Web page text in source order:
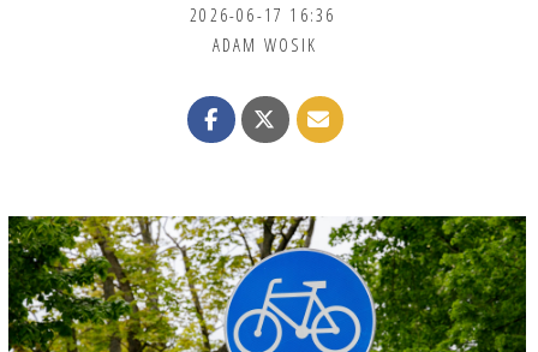
2026-06-17 16:36
ADAM WOSIK